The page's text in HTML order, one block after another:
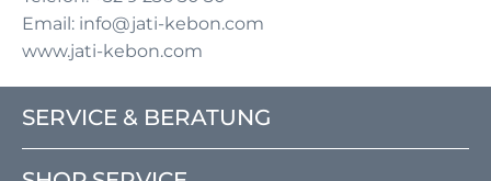
Email: info@jati-kebon.com
www.jati-kebon.com
SERVICE & BERATUNG